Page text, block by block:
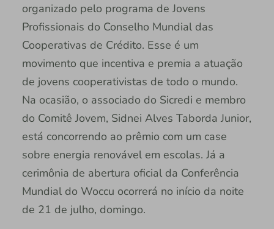
organizado pelo programa de Jovens
Profissionais do Conselho Mundial das
Cooperativas de Crédito. Esse é um
movimento que incentiva e premia a atuação
de jovens cooperativistas de todo o mundo.
Na ocasião, o associado do Sicredi e membro
do Comitê Jovem, Sidnei Alves Taborda Junior,
está concorrendo ao prêmio com um case
sobre energia renovável em escolas. Já a
cerimônia de abertura oficial da Conferência
Mundial do Woccu ocorrerá no início da noite
de 21 de julho, domingo.